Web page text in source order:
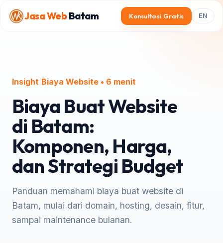
Jasa Web Batam Konsultasi Gratis EN
Insight Biaya Website • 6 menit
Biaya Buat Website
di Batam:
Komponen, Harga,
dan Strategi Budget
Panduan memahami biaya buat website di
Batam, mulai dari domain, hosting, desain, fitur,
sampai maintenance bulanan.